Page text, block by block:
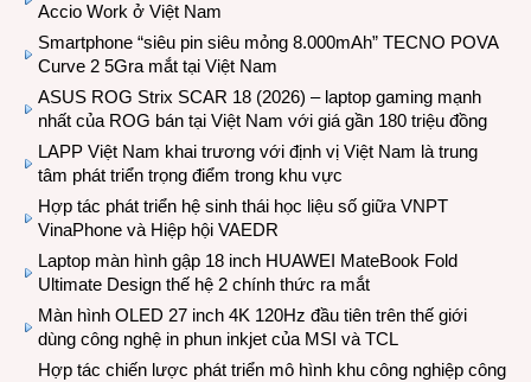
Accio Work ở Việt Nam
Smartphone “siêu pin siêu mỏng 8.000mAh” TECNO POVA
Curve 2 5Gra mắt tại Việt Nam
ASUS ROG Strix SCAR 18 (2026) – laptop gaming mạnh
nhất của ROG bán tại Việt Nam với giá gần 180 triệu đồng
LAPP Việt Nam khai trương với định vị Việt Nam là trung
tâm phát triển trọng điểm trong khu vực
Hợp tác phát triển hệ sinh thái học liệu số giữa VNPT
VinaPhone và Hiệp hội VAEDR
Laptop màn hình gập 18 inch HUAWEI MateBook Fold
Ultimate Design thế hệ 2 chính thức ra mắt
Màn hình OLED 27 inch 4K 120Hz đầu tiên trên thế giới
dùng công nghệ in phun inkjet của MSI và TCL
Hợp tác chiến lược phát triển mô hình khu công nghiệp công